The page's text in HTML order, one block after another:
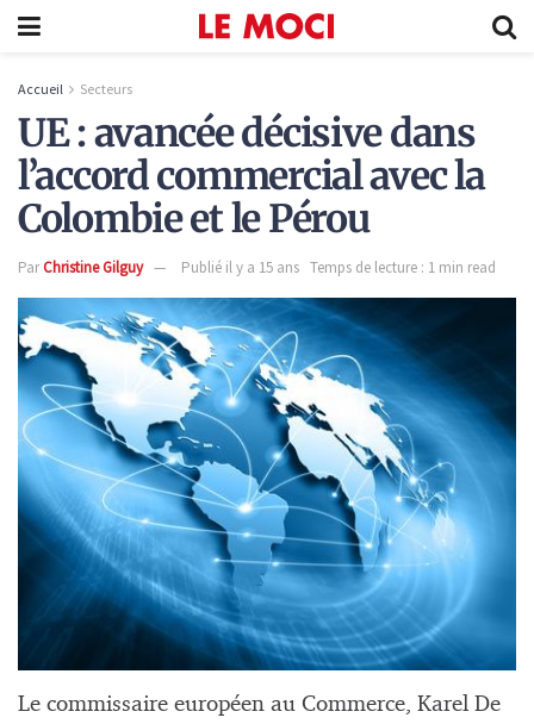
Accueil Secteurs
UE : avancée décisive dans
l’accord commercial avec la
Colombie et le Pérou
ParChristine Gilguy Publié il y a 15 ans Temps de lecture : 1 min read
Le commissaire européen au Commerce, Karel De